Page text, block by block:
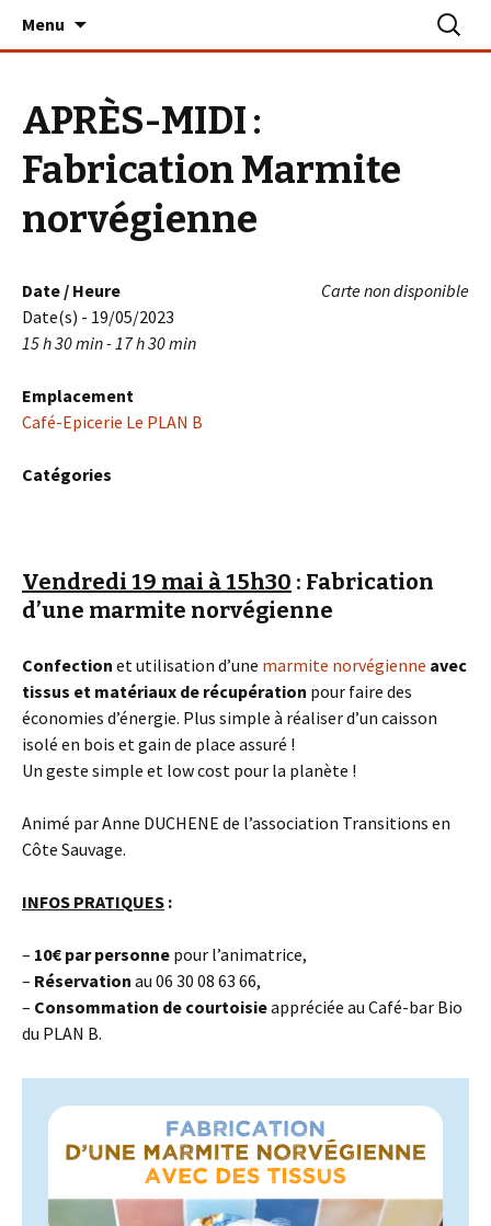
Le PLAN B – La Turballe
Menu
APRÈS-MIDI :
Fabrication Marmite
norvégienne
Carte non disponible
Date / Heure
Date(s) - 19/05/2023
15 h 30 min - 17 h 30 min
Emplacement
Café-Epicerie Le PLAN B
Catégories
Vendredi 19 mai à 15h30 : Fabrication
d’une marmite norvégienne
Confection et utilisation d’une marmite norvégienne avec
tissus et matériaux de récupération pour faire des
économies d’énergie. Plus simple à réaliser d’un caisson
isolé en bois et gain de place assuré !
Un geste simple et low cost pour la planète !
Animé par Anne DUCHENE de l’association Transitions en
Côte Sauvage.
INFOS PRATIQUES :
– 10€ par personne pour l’animatrice,
– Réservation au 06 30 08 63 66,
– Consommation de courtoisieappréciée au Café-bar Bio
du PLAN B.